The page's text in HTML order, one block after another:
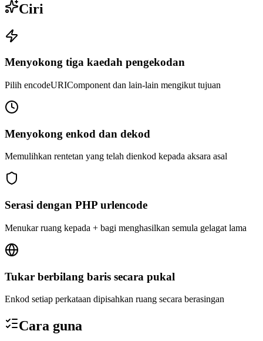
Ciri
Menyokong tiga kaedah pengekodan
Pilih encodeURIComponent dan lain-lain mengikut tujuan
Menyokong enkod dan dekod
Memulihkan rentetan yang telah dienkod kepada aksara asal
Serasi dengan PHP urlencode
Menukar ruang kepada + bagi menghasilkan semula gelagat lama
Tukar berbilang baris secara pukal
Enkod setiap perkataan dipisahkan ruang secara berasingan
Cara guna